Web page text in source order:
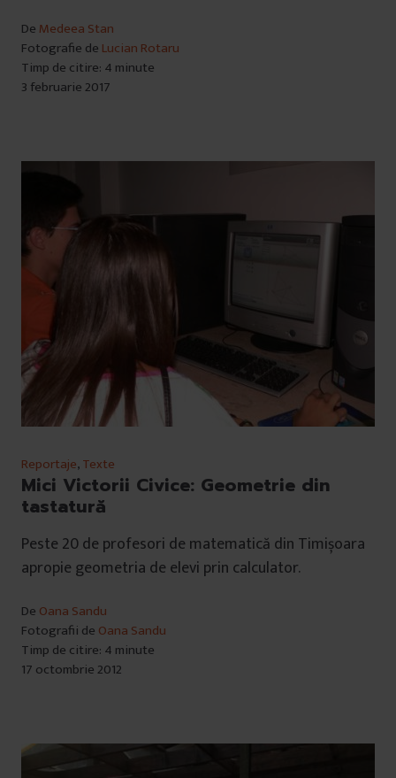
De Medeea Stan
Fotografie de Lucian Rotaru
Timp de citire: 4 minute
3 februarie 2017
Reportaje,Texte
Mici Victorii Civice: Geometrie din
tastatură
Peste 20 de profesori de matematică din Timișoara
apropie geometria de elevi prin calculator.
De Oana Sandu
Fotografii de Oana Sandu
Timp de citire: 4 minute
17 octombrie 2012